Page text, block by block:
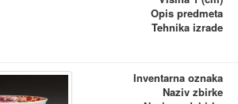
Opis predmeta
Tehnika izrade
Inventarna oznaka
Naziv zbirke